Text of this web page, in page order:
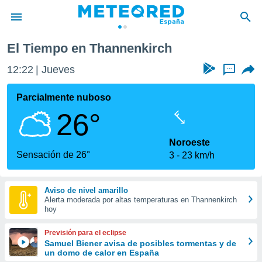
de
por
se
calidad.
a este
las
y
forma
digital
basada
El Tiempo en Thannenkirch
12:22 Jueves ...
Parcialmente nuboso
26°
Sensación de 26°
Noroeste
3
23 km/h
Aviso de nivel amarillo
Alerta moderada por altas temperaturas en Thannenkirch
hoy
Previsión para el eclipse
Samuel Biener avisa de posibles tormentas y de
un domo de calor en España